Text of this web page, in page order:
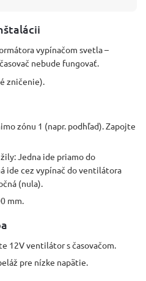
vypínačom svetla –
nebude fungovať.
zničenie).
zónu 1 (napr. podhľad). Zapojte
Jedna ide priamo do
ide cez vypínač do ventilátora
(nula).
mm.
12V ventilátor s časovačom.
pre nízke napätie.